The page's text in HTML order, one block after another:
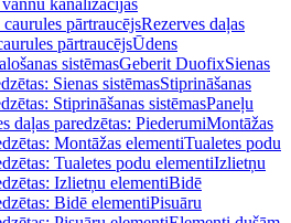
kanalizācijas
pārtraucējsRezerves daļas
pārtraucējsŪdens
sistēmasGeberit DuofixSienas
Sienas sistēmasStiprināšanas
Stiprināšanas sistēmasPaneļu
daļas paredzētas: PiederumiMontāžas
Montāžas elementiTualetes podu
Tualetes podu elementiIzlietņu
Izlietņu elementiBidē
Bidē elementiPisuāru